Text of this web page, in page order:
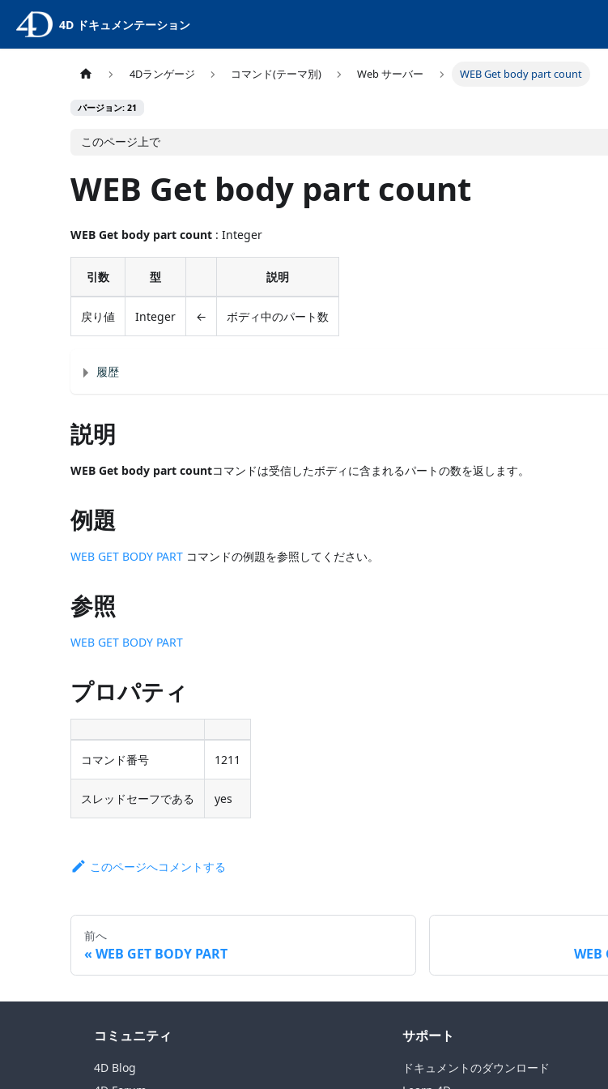
4D ドキュメンテーション
4Dランゲージ コマンド(テーマ別) Web サーバー WEB Get body part count
バージョン: 21
このページ上で
WEB Get body part count
WEB Get body part count : Integer
引数 型 説明
戻り値 Integer ← ボディ中のパート数
履歴
説明
WEB Get body part countコマンドは受信したボディに含まれるパートの数を返します。
例題
WEB GET BODY PART コマンドの例題を参照してください。
参照
WEB GET BODY PART
プロパティ
コマンド番号 1211
スレッドセーフである yes
このページへコメントする
前へ
WEB GET BODY PART
コミュニティ
4D Blog
サポート
ドキュメントのダウンロード